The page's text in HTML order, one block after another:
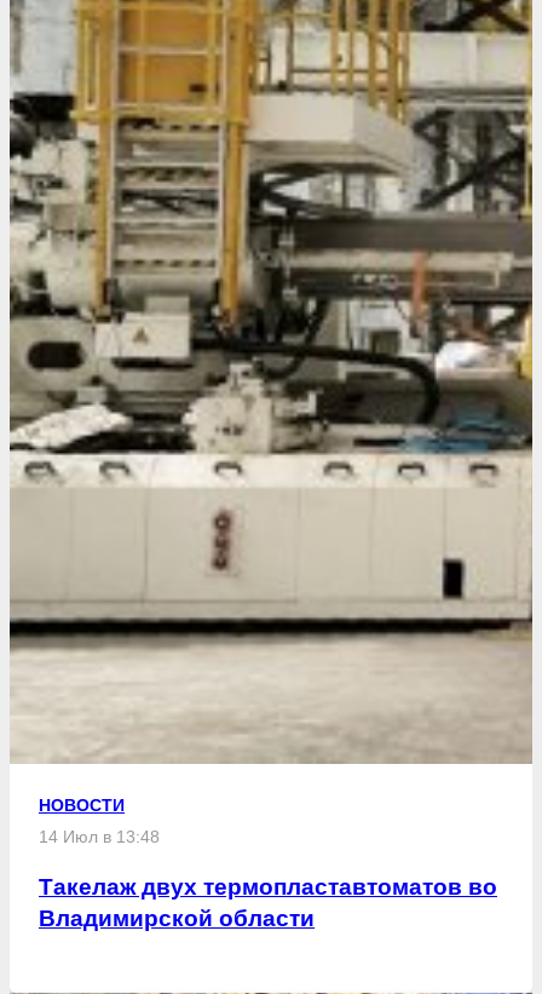
НОВОСТИ
14 Июл в 13:48
Такелаж двух термопластавтоматов во
Владимирской области